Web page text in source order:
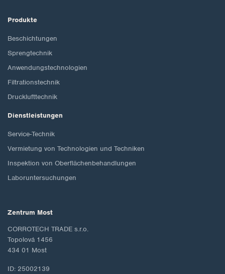
Produkte
Beschichtungen
Sprengtechnik
Anwendungstechnologien
Filtrationstechnik
Drucklufttechnik
Dienstleistungen
Service-Technik
Vermietung von Technologien und Techniken
Inspektion von Oberflächenbehandlungen
Laboruntersuchungen
Zentrum Most
CORROTECH TRADE s.r.o.
Topolová 1456
434 01 Most
ID: 25002139